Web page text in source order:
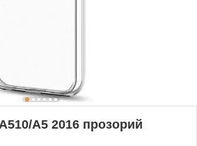
A5 2016 прозорий